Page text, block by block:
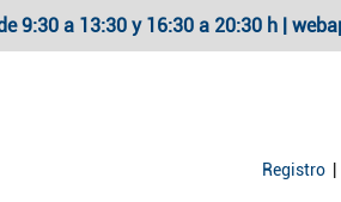
9:30 a 13:30 y 16:30 a 20:30 h |
Registro